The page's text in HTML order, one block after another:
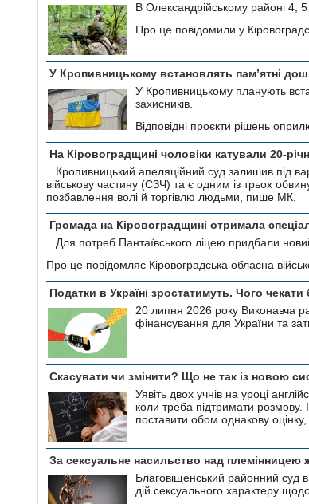
В Олександрiйському районi 4, 5
Про це повiдомили у
У Кропивницькому встановлять пам’ятні
У Кропивницькому планують
захисників.
Відповідні проєкти рішень
На Кіровоградщині чоловіки катували 20-
Кропивницький апеляційний суд залишив під
військову частину (СЗЧ) та є одним із трьох
позбавлення волі й торгівлю людьми, пише МК.
Громада на Кіровоградщині отримала
Для потреб Пантаївського ліцею придбали
Про це повідомляє Кіровоградська обласна
Податки в Україні зростатимуть. Чого чекати
20 липня 2026 року Виконавча
фінансування для України та
Скасувати чи змінити? Що не так із новою
Уявіть двох учнів на уроці
коли треба підтримати
поставити обом однакову
За сексуальне насильство над племінницею
Благовіщенський районний суд
дій сексуального характеру